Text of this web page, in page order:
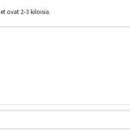
ovat 2-3 kiloisia.